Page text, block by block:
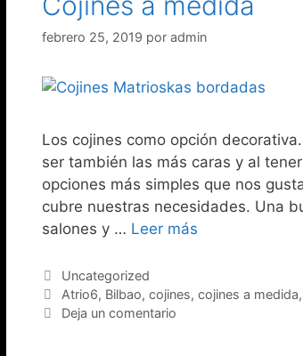
febrero 25, 2019 por admin
Los cojines como opción
ser también las más caras y al
opciones más simples que nos
cubre nuestras necesidades. Una
salones y … Leer más
Uncategorized
Atrio6, Bilbao, cojines, cojines a medida,
Deja un comentario